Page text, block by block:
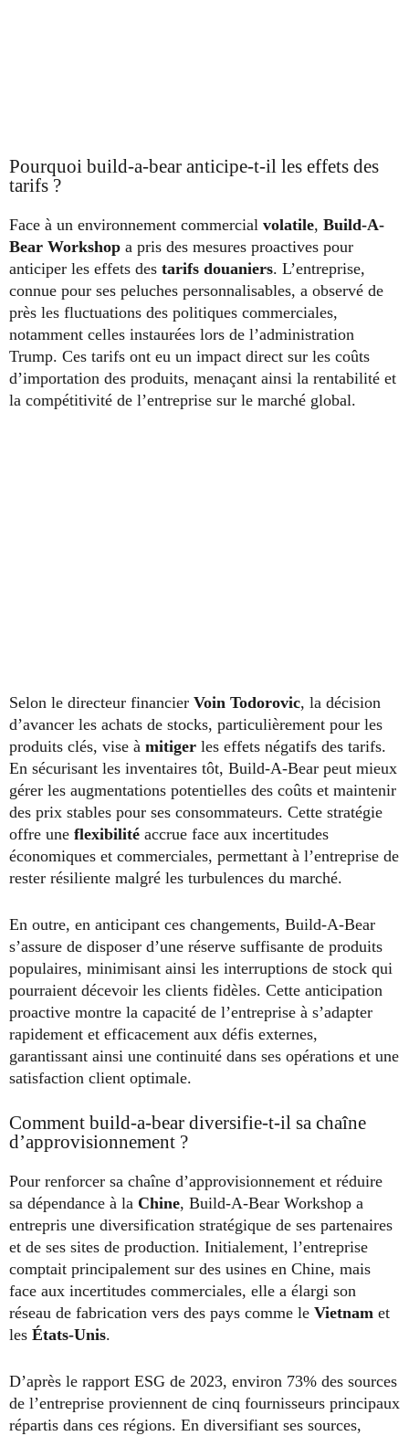
Pourquoi build-a-bear anticipe-t-il les effets des
tarifs ?
Face à un environnement commercial volatile, Build-A-
Bear Workshop a pris des mesures proactives pour
anticiper les effets des tarifs douaniers. L’entreprise,
connue pour ses peluches personnalisables, a observé de
près les fluctuations des politiques commerciales,
notamment celles instaurées lors de l’administration
Trump. Ces tarifs ont eu un impact direct sur les coûts
d’importation des produits, menaçant ainsi la rentabilité et
la compétitivité de l’entreprise sur le marché global.
Selon le directeur financier Voin Todorovic, la décision
d’avancer les achats de stocks, particulièrement pour les
produits clés, vise à mitiger les effets négatifs des tarifs.
En sécurisant les inventaires tôt, Build-A-Bear peut mieux
gérer les augmentations potentielles des coûts et maintenir
des prix stables pour ses consommateurs. Cette stratégie
offre une flexibilité accrue face aux incertitudes
économiques et commerciales, permettant à l’entreprise de
rester résiliente malgré les turbulences du marché.
En outre, en anticipant ces changements, Build-A-Bear
s’assure de disposer d’une réserve suffisante de produits
populaires, minimisant ainsi les interruptions de stock qui
pourraient décevoir les clients fidèles. Cette anticipation
proactive montre la capacité de l’entreprise à s’adapter
rapidement et efficacement aux défis externes,
garantissant ainsi une continuité dans ses opérations et une
satisfaction client optimale.
Comment build-a-bear diversifie-t-il sa chaîne
d’approvisionnement ?
Pour renforcer sa chaîne d’approvisionnement et réduire
sa dépendance à la Chine, Build-A-Bear Workshop a
entrepris une diversification stratégique de ses partenaires
et de ses sites de production. Initialement, l’entreprise
comptait principalement sur des usines en Chine, mais
face aux incertitudes commerciales, elle a élargi son
réseau de fabrication vers des pays comme le Vietnam et
les États-Unis.
D’après le rapport ESG de 2023, environ 73% des sources
de l’entreprise proviennent de cinq fournisseurs principaux
répartis dans ces régions. En diversifiant ses sources,